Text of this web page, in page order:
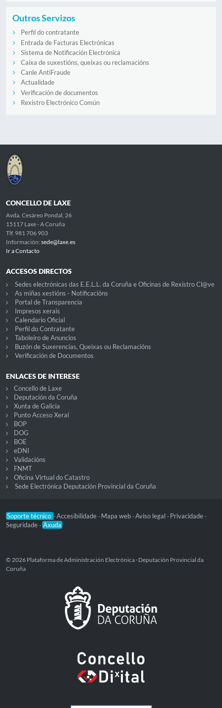
Outros Servizos
Perfil do contratante
Entrada de Facturas Electrónicas
Sistema de Notificación Electrónica
Caixa de suxestións, queixas ou reclamacións
Canle AntiFraude
Actualidade
Verificación de documentos
Rexistro Electrónico Común
CONCELLO DE LAXE
Avda. Cesáreo Pondal, 26
15117 Laxe - A Coruña
Tlf. 981 706 903
Información: sede@laxe.es
Ir a Contacto
ACCESOS DIRECTOS
Sedes electrónicas das E.E.L.L. da Coruña e Oficinas de Rexistro Cl@ve
As miñas xestións - Notificacións
Portal de Transparencia
Impresos xerais
Calendario Oficial
Perfil do Contratante
Taboleiro de Anuncios
Buzón de Suxerencias, Queixas ou Reclamacións
Verificación de Documentos
ENLACES DE INTERESE
Concello de Laxe
Deputación da Coruña
Xunta de Galicia
Punto Acceso Xeral
BOP
DOG
BOE
eDNI
Validacións
FNMT
Oficina Virtual do Catastro
Sede Electrónica Deputación Provincial da Coruña
Soporte técnico -Accesibilidade - Mapa web -Aviso legal - Privacidade -
Seguridade - Axuda
© 2026 Plataforma de Administración Electrónica · Deputación Provincial da
Coruña